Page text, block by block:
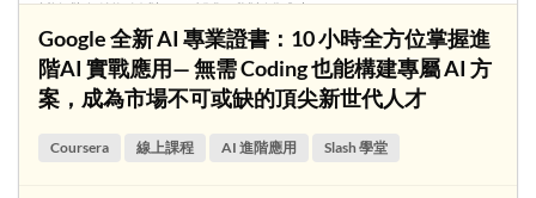
Google 全新 AI 專業證書：10 小時全方位掌握進
階AI 實戰應用— 無需 Coding 也能構建專屬 AI 方
案，成為市場不可或缺的頂尖新世代人才
Coursera 線上課程 AI 進階應用 Slash 學堂